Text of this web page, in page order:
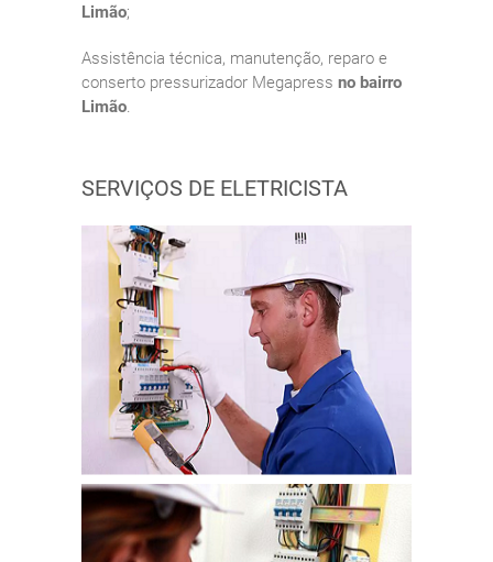
Limão;
Assistência técnica, manutenção, reparo e
conserto pressurizador Megapress no bairro
Limão.
SERVIÇOS DE ELETRICISTA